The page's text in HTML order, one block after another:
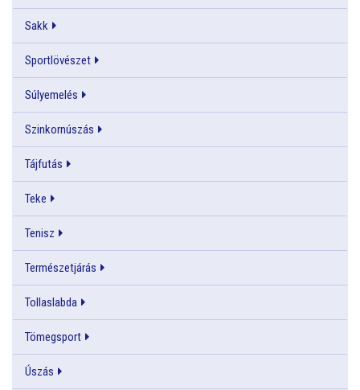
Sakk
Sportlövészet
Súlyemelés
Szinkornúszás
Tájfutás
Teke
Tenisz
Természetjárás
Tollaslabda
Tömegsport
Úszás